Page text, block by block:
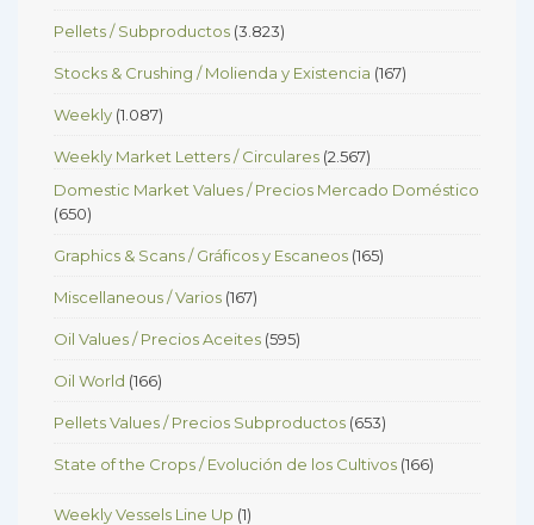
Pellets / Subproductos (3.823)
Stocks & Crushing / Molienda y Existencia (167)
Weekly (1.087)
Weekly Market Letters / Circulares (2.567)
Domestic Market Values / Precios Mercado Doméstico
(650)
Graphics & Scans / Gráficos y Escaneos (165)
Miscellaneous / Varios (167)
Oil Values / Precios Aceites (595)
Oil World (166)
Pellets Values / Precios Subproductos (653)
State of the Crops / Evolución de los Cultivos (166)
Weekly Vessels Line Up (1)